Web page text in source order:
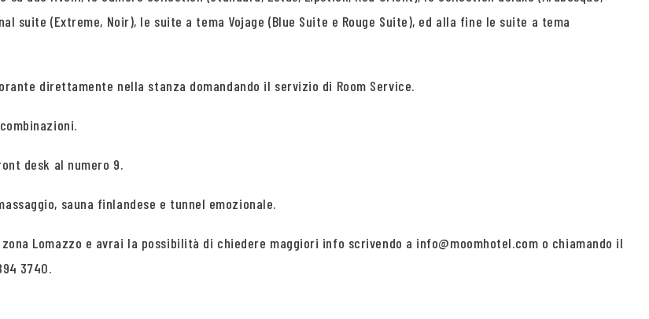
suite (Extreme, Noir), le suite a tema Vojage (Blue Suite e Rouge Suite), ed alla fine le suite a tema
direttamente nella stanza domandando il servizio di Room Service.
desk al numero 9.
sauna finlandese e tunnel emozionale.
zona Lomazzo e avrai la possibilità di chiedere maggiori info scrivendo a info@moomhotel.com o chiamando il
3740.